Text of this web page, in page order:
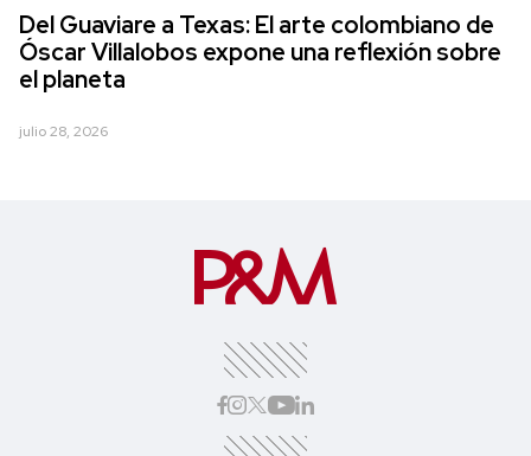
Del Guaviare a Texas: El arte colombiano de
Óscar Villalobos expone una reflexión sobre
el planeta
julio 28, 2026